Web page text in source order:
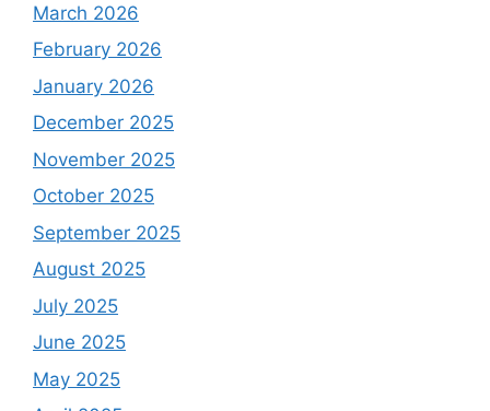
March 2026
February 2026
January 2026
December 2025
November 2025
October 2025
September 2025
August 2025
July 2025
June 2025
May 2025